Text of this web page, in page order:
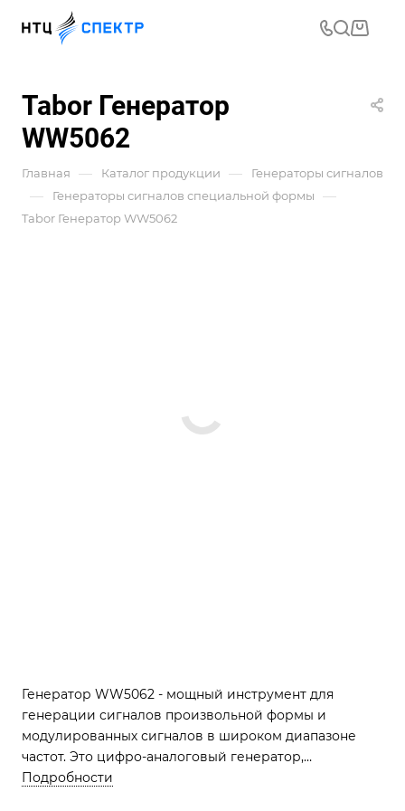
Tabor Генератор
WW5062
Главная — Каталог продукции — Генераторы сигналов
— Генераторы сигналов специальной формы —
Tabor Генератор WW5062
Генератор WW5062 - мощный инструмент для
генерации сигналов произвольной формы и
модулированных сигналов в широком диапазоне
частот. Это цифро-аналоговый генератор,
оснащенный микропроцессором и ЦАП, который
Подробности